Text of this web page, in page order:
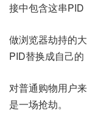
接中包含这串PID
做浏览器劫持的
PID替换成自己的
对普通购物用户
是一场抢劫。